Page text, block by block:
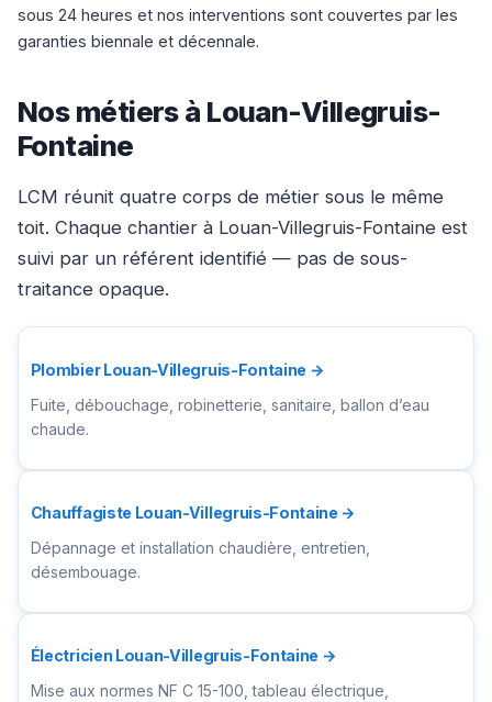
sous 24 heures et nos interventions sont couvertes par les
garanties biennale et décennale.
Nos métiers à Louan-Villegruis-
Fontaine
LCM réunit quatre corps de métier sous le même
toit. Chaque chantier à Louan-Villegruis-Fontaine est
suivi par un référent identifié — pas de sous-
traitance opaque.
Plombier Louan-Villegruis-Fontaine →
Fuite, débouchage, robinetterie, sanitaire, ballon d’eau
chaude.
Chauffagiste Louan-Villegruis-Fontaine →
Dépannage et installation chaudière, entretien,
désembouage.
Électricien Louan-Villegruis-Fontaine →
Mise aux normes NF C 15-100, tableau électrique,